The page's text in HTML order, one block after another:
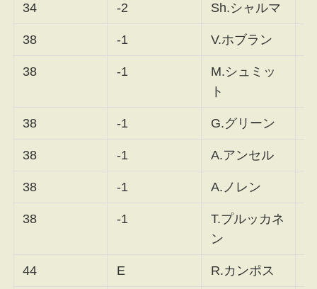
34 -2 Sh.シャルマ
38 -1 V.ホブラン
38 -1
M.シュミッ
ト
38 -1 G.グリーン
38 -1 A.アンセル
38 -1 A.ノレン
38 -1
T.プルッカネ
ン
44 E R.カンポス